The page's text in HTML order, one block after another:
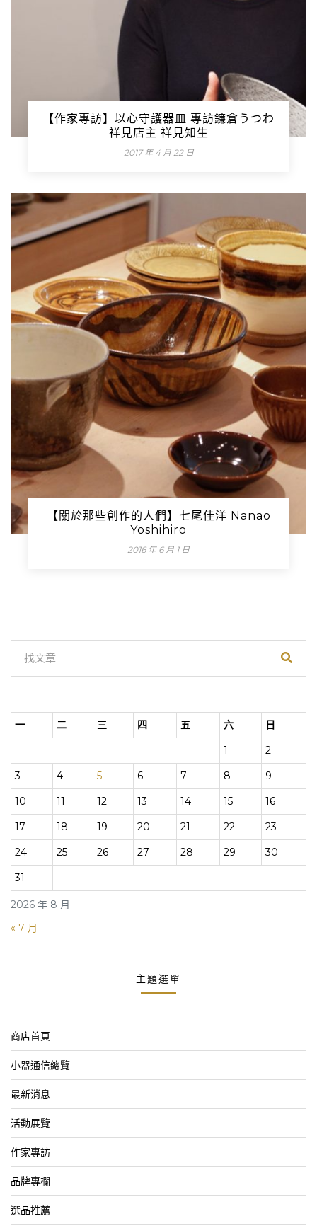
【作家專訪】以心守護器皿 專訪鐮倉うつわ
祥見店主 祥見知生
2017 年 4 月 22 日
【關於那些創作的人們】七尾佳洋 Nanao
Yoshihiro
2016 年 6 月 1 日
2026 年 8 月
一 二 三 四 五 六
日
1
2
3
4 5 6 7 8
9
10
11 12 13 14 15
16
17
18 19 20 21 22
23
24
25 26 27 28 29
30
31
« 7 月
主題選單
商店首頁
小器通信總覽
最新消息
活動展覽
作家專訪
品牌專欄
選品推薦